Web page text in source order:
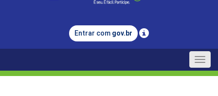
Legislação
Entrar com gov.br
Toggle